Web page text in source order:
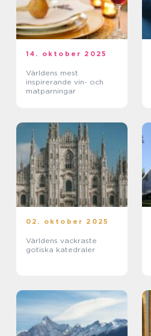
14. oktober 2025
Världens mest
inspirerande vin- och
matparningar
02. oktober 2025
Världens vackraste
gotiska katedraler